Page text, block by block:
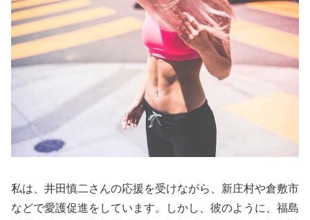
私は、井田慎二さんの応援を受けながら、新庄村や倉敷市
などで愛護促進をしています。しかし、彼のように、福島